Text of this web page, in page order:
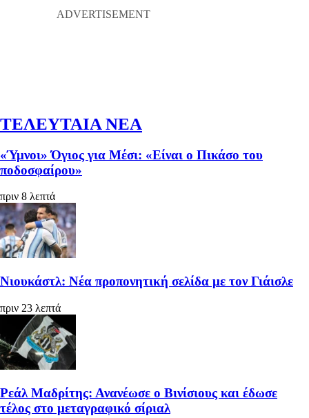
ΤΕΛΕΥΤΑΙΑ ΝΕΑ
«Ύμνοι» Όγιος για Μέσι: «Είναι ο Πικάσο του
ποδοσφαίρου»
πριν 8 λεπτά
Νιουκάστλ: Νέα προπονητική σελίδα με τον Γιάισλε
πριν 23 λεπτά
Ρεάλ Μαδρίτης: Ανανέωσε ο Βινίσιους και έδωσε
τέλος στο μεταγραφικό σίριαλ